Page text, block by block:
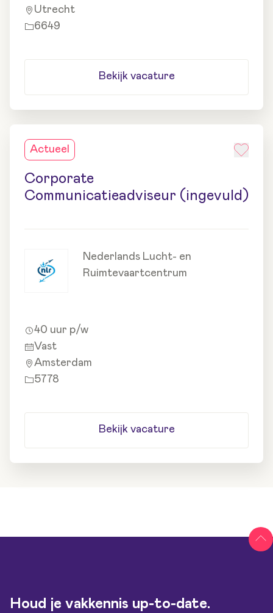
6649
Utrecht
Bekijk vacature
Actueel
Corporate
Communicatieadviseur (ingevuld)
Nederlands Lucht- en
Ruimtevaartcentrum
40 uur p/w
5778
Vast
Amsterdam
Bekijk vacature
Houd je vakkennis up-to-date.